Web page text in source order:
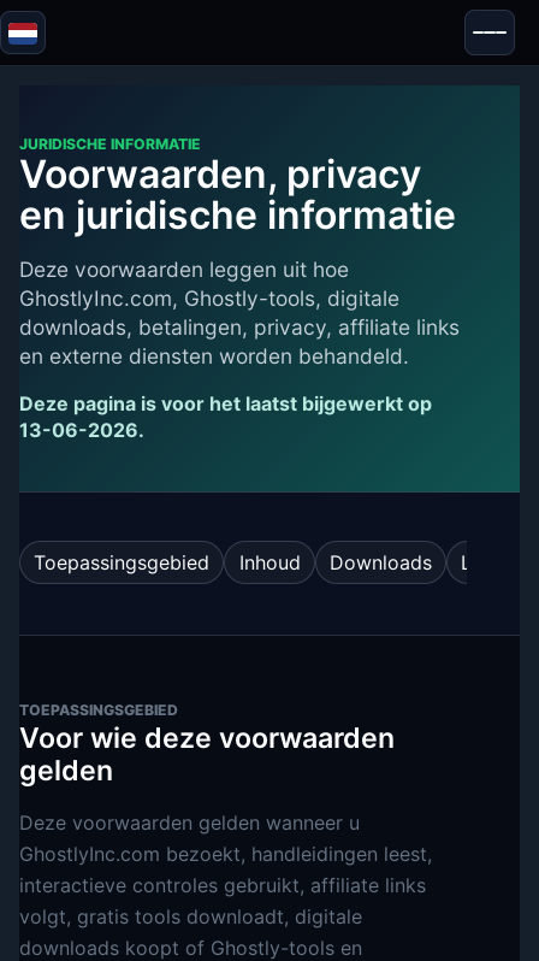
Blazor
Tools
Tests & Beoordelingen
JURIDISCHE INFORMATIE
Voorwaarden, privacy
en juridische informatie
Deze voorwaarden leggen uit hoe
GhostlyInc.com, Ghostly-tools, digitale
downloads, betalingen, privacy, affiliate links
en externe diensten worden behandeld.
Deze pagina is voor het laatst bijgewerkt op
13-06-2026.
Toepassingsgebied Inhoud Downloads Licentie
TOEPASSINGSGEBIED
Voor wie deze voorwaarden
gelden
Deze voorwaarden gelden wanneer u
GhostlyInc.com bezoekt, handleidingen leest,
interactieve controles gebruikt, affiliate links
volgt, gratis tools downloadt, digitale
downloads koopt of Ghostly-tools en